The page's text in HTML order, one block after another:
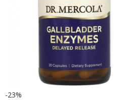
-23%